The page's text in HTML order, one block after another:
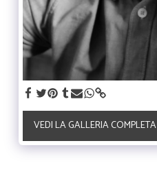
VEDI LA GALLERIA COMPLETA